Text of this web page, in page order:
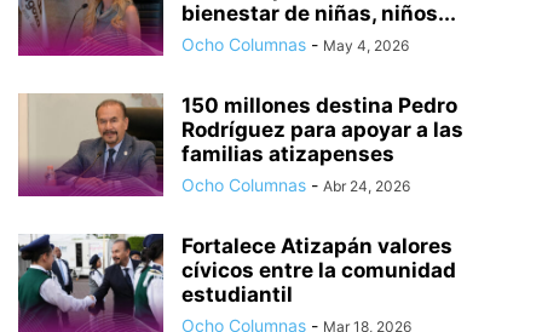
bienestar de niñas, niños...
Ocho Columnas - May 4, 2026
150 millones destina Pedro
Rodríguez para apoyar a las
familias atizapenses
Ocho Columnas - Abr 24, 2026
Fortalece Atizapán valores
cívicos entre la comunidad
estudiantil
Ocho Columnas - Mar 18, 2026